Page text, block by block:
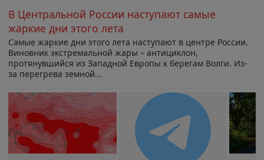
В Центральной России наступают самые
жаркие дни этого лета
Самые жаркие дни этого лета наступают в центре России.
Виновник экстремальной жары – антициклон,
протянувшийся из Западной Европы к берегам Волги. Из-
за перегрева земной...